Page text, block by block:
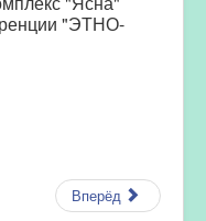
"ЭТНО-
Вперёд